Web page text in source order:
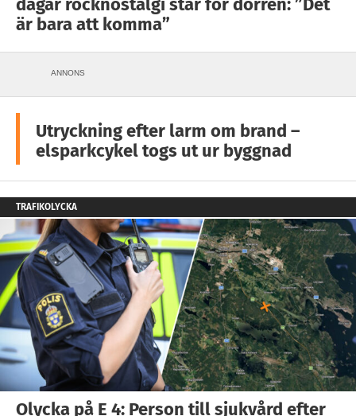
dagar rocknostalgi står för dörren: ”Det
är bara att komma”
ANNONS
Utryckning efter larm om brand –
elsparkcykel togs ut ur byggnad
TRAFIKOLYCKA
Olycka på E 4: Person till sjukvård efter